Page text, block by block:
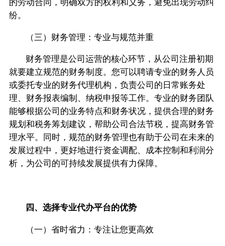
纷。
（三）财务管理：专业与规范并重
财务管理是公司运营的核心环节，从公司注册初期
就要建立规范的财务制度。您可以聘请专业的财务人员
或委托专业的财务代理机构，负责公司的日常账务处
理、财务报表编制、纳税申报等工作。专业的财务团队
能够根据公司的业务特点和财务状况，提供合理的财务
规划和税务筹划建议，帮助公司合法节税，提高财务管
理水平。同时，规范的财务管理也有助于公司在未来的
发展过程中，更好地进行资金调配、成本控制和利润分
析，为公司的可持续发展提供有力保障。
四、选择专业代办平台的优势
（一）省时省力：专注让您更高效